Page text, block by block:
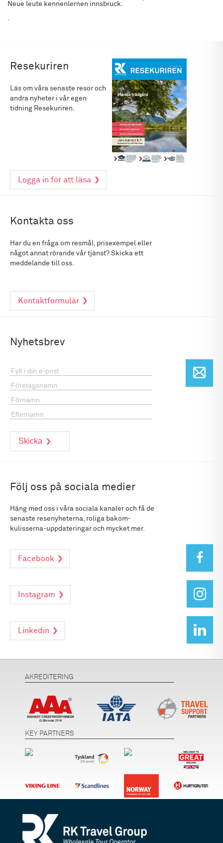
Neue leute kennenlernen innsbruck.
.
Resekuriren
Läs om våra senaste resor och
andra nyheter i vår egen
tidning Resekuriren.
Logga in för att läsa
Kontakta oss
Har du en fråga om resmål, prisexempel eller
något annat rörande vår tjänst? Skicka ett
meddelande till oss.
Kontaktformulär
Nyhetsbrev
Följ oss på sociala medier
Häng med oss i våra sociala kanaler och få de
senaste resenyheterna, roliga bakom-
kulisserna-uppdateringar och mycket mer.
Facebook
Instagram
Linkedin
AKREDITERING
KEY PARTNERS